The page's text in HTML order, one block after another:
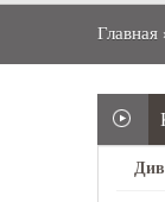
Главная